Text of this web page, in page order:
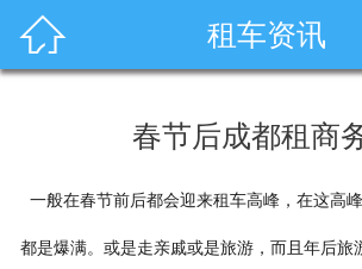
 租车资讯
春节后成都租商
一般在春节前后都会迎来租车高峰，在这高
都是爆满。或是走亲戚或是旅游，而且年后旅